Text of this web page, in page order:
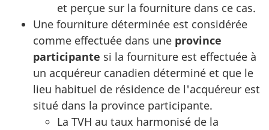
et perçue sur la fourniture dans ce cas.
Une fourniture déterminée est considérée
comme effectuée dans une province
participante si la fourniture est effectuée à
un acquéreur canadien déterminé et que le
lieu habituel de résidence de l'acquéreur est
situé dans la province participante.
La TVH au taux harmonisé de la